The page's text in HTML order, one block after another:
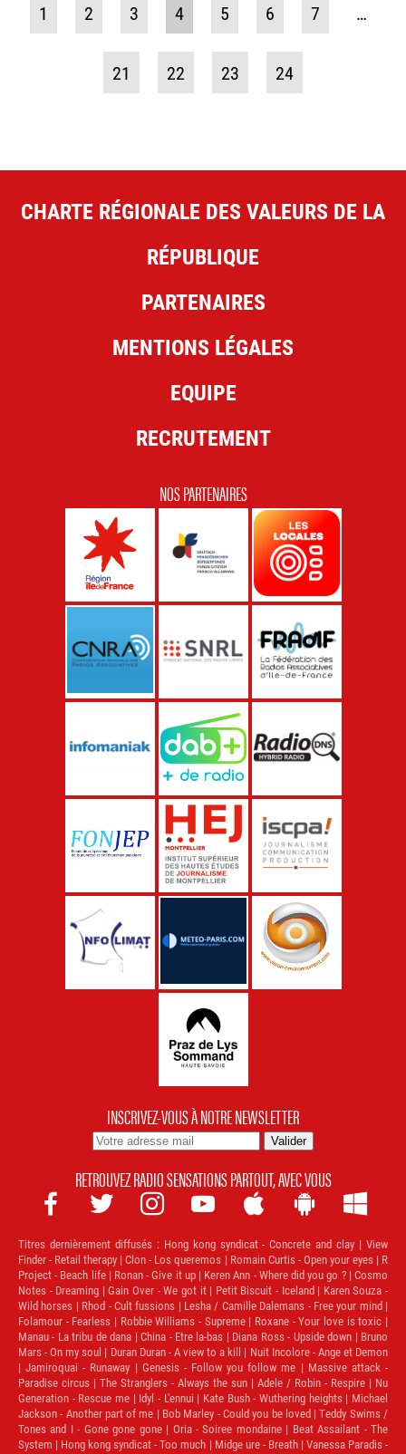
1 2 3 4 5 6 7 …
21 22 23 24
CHARTE RÉGIONALE DES VALEURS DE LA
RÉPUBLIQUE
PARTENAIRES
MENTIONS LÉGALES
EQUIPE
RECRUTEMENT
NOS PARTENAIRES
INSCRIVEZ-VOUS À NOTRE NEWSLETTER
RETROUVEZ RADIO SENSATIONS PARTOUT, AVEC VOUS
      
Titres dernièrement diffusés :Hong kong syndicat - Concrete and clay | View
Finder - Retail therapy | Clon - Los queremos | Romain Curtis - Open your eyes | R
Project - Beach life | Ronan - Give it up | Keren Ann - Where did you go ? | Cosmo
Notes - Dreaming | Gain Over - We got it | Petit Biscuit - Iceland | Karen Souza -
Wild horses | Rhod - Cult fussions | Lesha / Camille Dalemans - Free your mind |
Folamour - Fearless | Robbie Williams - Supreme | Roxane - Your love is toxic |
Manau - La tribu de dana | China - Etre la-bas | Diana Ross - Upside down | Bruno
Mars - On my soul | Duran Duran - A view to a kill | Nuit Incolore - Ange et Demon
| Jamiroquai - Runaway | Genesis - Follow you follow me | Massive attack -
Paradise circus | The Stranglers - Always the sun | Adele / Robin - Respire | Nu
Generation - Rescue me | Idyl - L'ennui | Kate Bush - Wuthering heights | Michael
Jackson - Another part of me | Bob Marley - Could you be loved | Teddy Swims /
Tones and I - Gone gone gone | Oria - Soiree mondaine | Beat Assailant - The
System | Hong kong syndicat - Too much | Midge ure - Breath | Vanessa Paradis -